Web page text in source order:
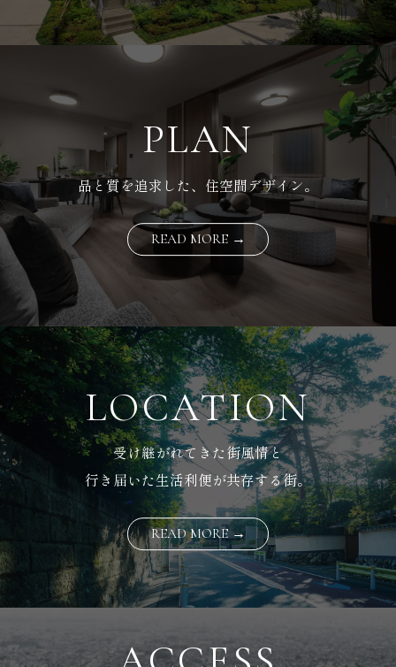
PLAN
品と質を追求した、住空間デザイン。
READ MORE →
LOCATION
受け継がれてきた街風情と
行き届いた生活利便が共存する街。
READ MORE →